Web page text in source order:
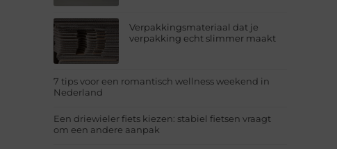
Verpakkingsmateriaal dat je
verpakking echt slimmer maakt
7 tips voor een romantisch wellness weekend in
Nederland
Een driewieler fiets kiezen: stabiel fietsen vraagt
om een andere aanpak